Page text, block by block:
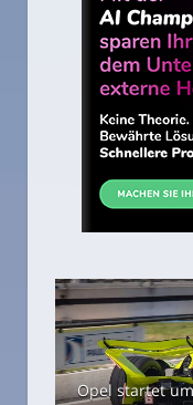
Opel startet